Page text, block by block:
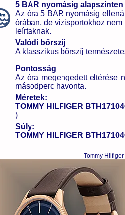
5 BAR nyomásig alapszinten
Az óra 5 BAR nyomásig
órában, de vizisportokhoz
leírtaknak.
Valódi bőrszíj
A klasszikus bőrszíj
Pontosság
Az óra megengedett eltérése
másodperc havonta.
Méretek:
TOMMY HILFIGER
)
Súly:
TOMMY HILFIGER
Tommy